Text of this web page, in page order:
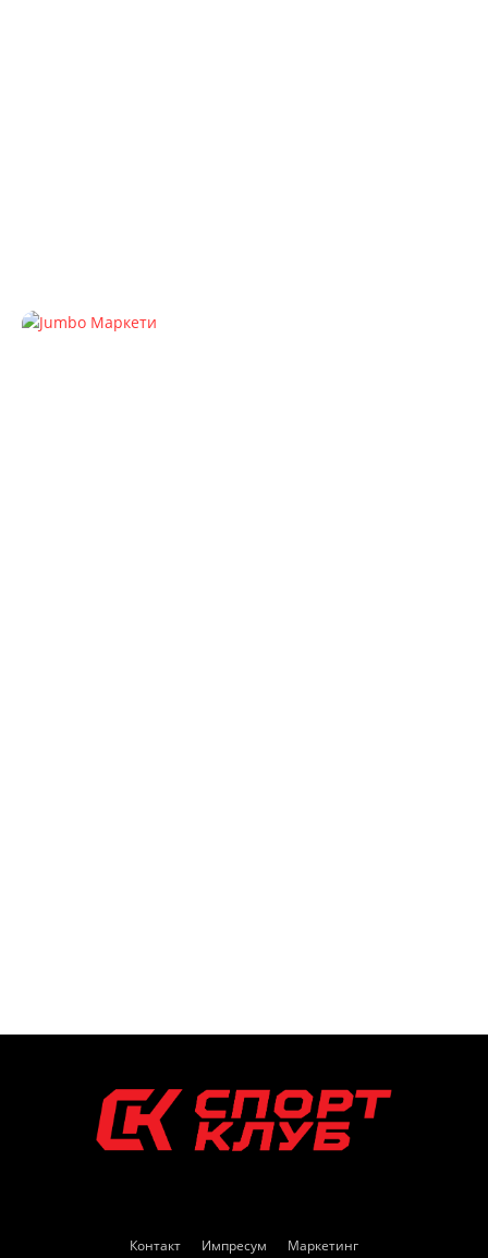
Контакт Импресум Маркетинг